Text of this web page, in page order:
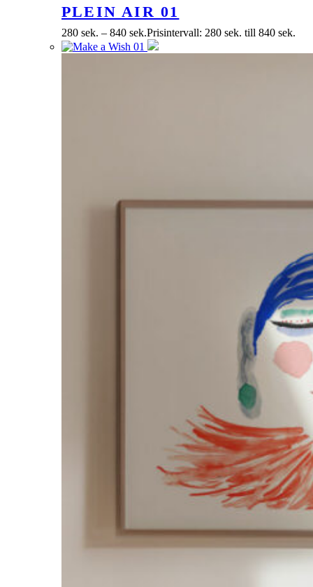
PLEIN AIR 01
280 sek. – 840 sek.Prisintervall: 280 sek. till 840 sek.